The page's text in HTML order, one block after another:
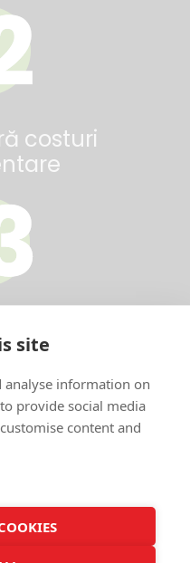
costuri
site
analyse information on
provide social media
content and